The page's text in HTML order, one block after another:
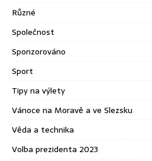
Různé
Společnost
Sponzorováno
Sport
Tipy na výlety
Vánoce na Moravě a ve Slezsku
Věda a technika
Volba prezidenta 2023